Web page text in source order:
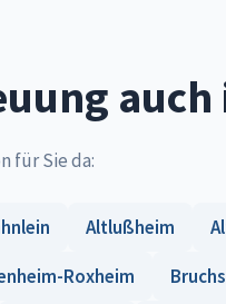
für Sie da:
Altlußheim
Roxheim